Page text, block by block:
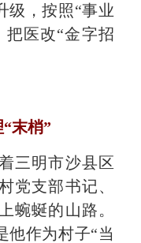
级，按照“事业
把医改“金字招
末梢”
明市沙县区
党支部书记、
蜿蜒的山路。
他作为村子“当